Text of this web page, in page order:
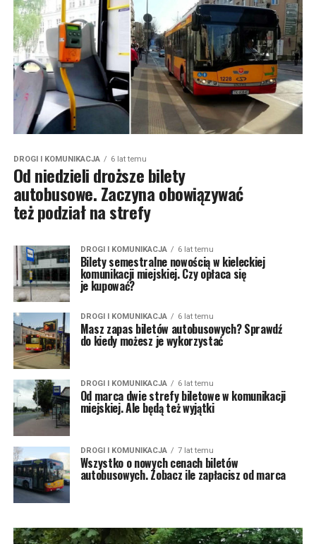
DROGI I KOMUNIKACJA 6 lat temu
Od niedzieli droższe bilety
autobusowe. Zaczyna obowiązywać
też podział na strefy
DROGI I KOMUNIKACJA 6 lat temu
Bilety semestralne nowością w kieleckiej
komunikacji miejskiej. Czy opłaca się
je kupować?
DROGI I KOMUNIKACJA 6 lat temu
Masz zapas biletów autobusowych? Sprawdź
do kiedy możesz je wykorzystać
DROGI I KOMUNIKACJA 6 lat temu
Od marca dwie strefy biletowe w komunikacji
miejskiej. Ale będą też wyjątki
DROGI I KOMUNIKACJA 7 lat temu
Wszystko o nowych cenach biletów
autobusowych. Zobacz ile zapłacisz od marca